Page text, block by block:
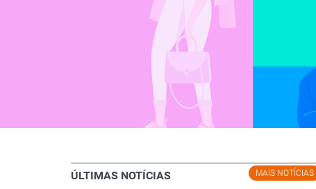
MAIS NOTÍCIAS
ÚLTIMAS NOTÍCIAS